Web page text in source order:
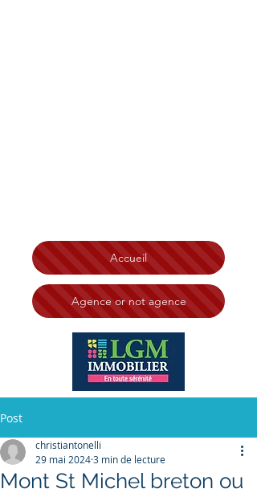
Accueil
Agence or not agence
Post
Mont St Michel breton ou
christiantonelli
29 mai 20243 min de lecture